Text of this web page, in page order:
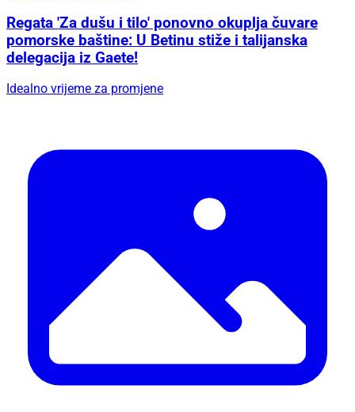
Regata 'Za dušu i tilo' ponovno okuplja čuvare
pomorske baštine: U Betinu stiže i talijanska
delegacija iz Gaete!
Idealno vrijeme za promjene